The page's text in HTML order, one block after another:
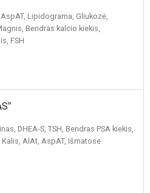
Lipidograma, Gliukozė,
Bendras kalcio kiekis,
FSH
DHEA-S, TSH, Bendras PSA kiekis,
AlAt, AspAT, Išmatose